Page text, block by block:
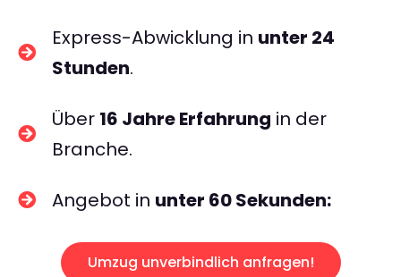
Express-Abwicklung in unter 24
Stunden.
Über 16 Jahre Erfahrung in der
Branche.
Angebot in unter 60 Sekunden:
Umzug unverbindlich anfragen!